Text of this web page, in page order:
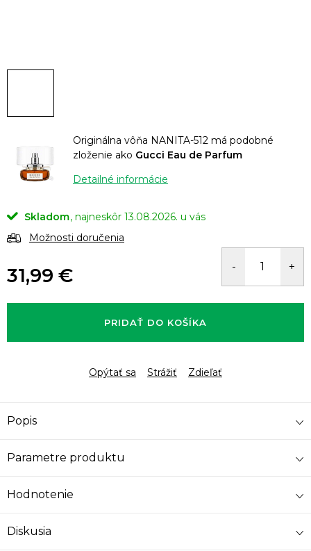
Originálna vôňa NANITA-512 má podobné
zloženie ako Gucci Eau de Parfum
Detailné informácie
Skladom
13.08.2026.
Možnosti doručenia
31,99 €
cena:
PRIDAŤ DO KOŠÍKA
Opýtať sa Strážiť Zdieľať
Popis
Parametre produktu
Hodnotenie
Diskusia